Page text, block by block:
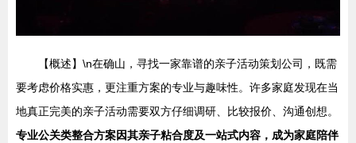
【概述】\n在确山，寻找一家靠谱的亲子活动策划公司，既需
要考虑价格实惠，更注重方案的专业与趣味性。许多家庭发现在当
地真正完美的亲子活动需要双方仔细调研、比较报价、沟通创想。
专业公关类整合方案因其亲子粘合度及一站式内容，成为家庭陪伴